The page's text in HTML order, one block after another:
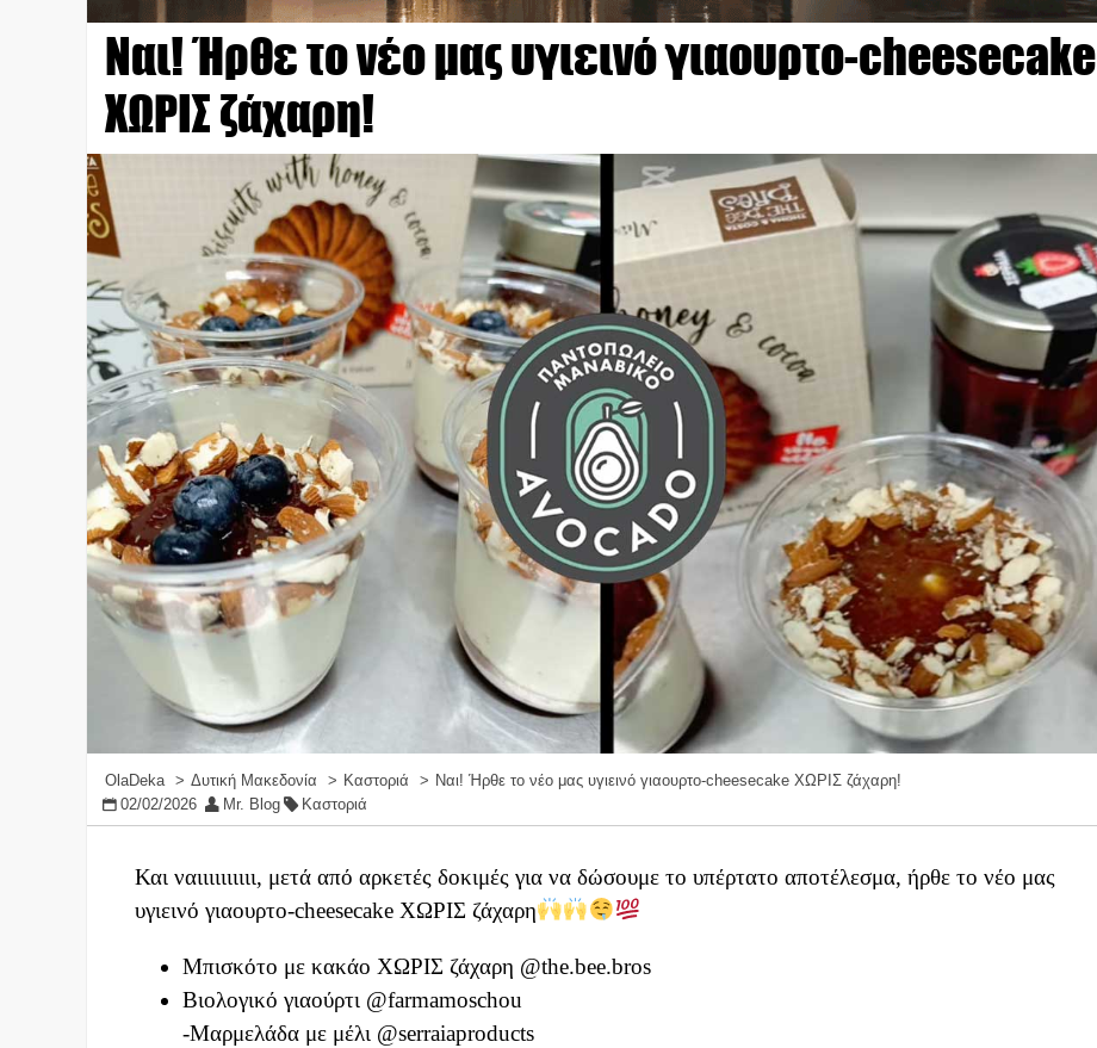
Ναι! Ήρθε το νέο μας υγιεινό γιαουρτο-cheesecake
ΧΩΡΙΣ ζάχαρη!
OlaDeka Δυτική Μακεδονία Καστοριά
Ναι! Ήρθε το νέο μας υγιεινό γιαουρτο-cheesecake ΧΩΡΙΣ ζάχαρη!
02/02/2026
Mr. Blog Καστοριά
Και ναιιιιιιιιιι, μετά από αρκετές δοκιμές για να δώσουμε το υπέρτατο αποτέλεσμα, ήρθε το νέο μας
υγιεινό γιαουρτο-cheesecake ΧΩΡΙΣ ζάχαρη
Μπισκότο με κακάο ΧΩΡΙΣ ζάχαρη @the.bee.bros
Βιολογικό γιαούρτι @farmamoschou
-Μαρμελάδα με μέλι @serraiaproducts